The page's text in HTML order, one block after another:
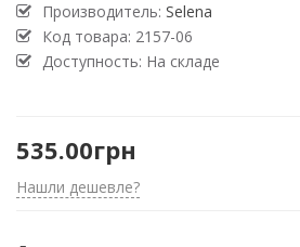
Производитель: Selena
Код товара: 2157-06
Доступность: На складе
535.00грн
Нашли дешевле?